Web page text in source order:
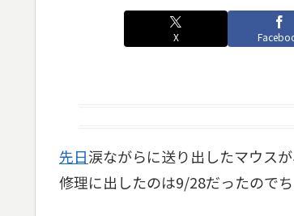
X
先日涙ながらに送り出したマウス
修理に出したのは9/28だったのでち